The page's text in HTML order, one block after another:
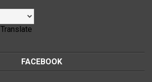
Translate
FACEBOOK